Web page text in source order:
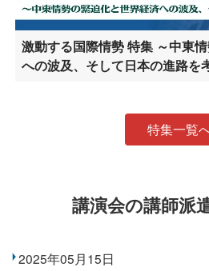
激動する国際情勢 特集 ～中東
への波及、そして日本の進路を
特集一覧
講演会の講師派
2025年05月15日